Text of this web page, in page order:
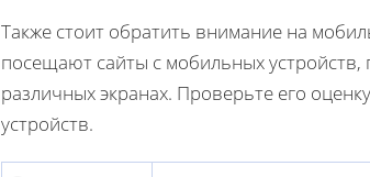
Также стоит обратить внимание на
посещают сайты с мобильных устройств,
различных экранах. Проверьте его
устройств.